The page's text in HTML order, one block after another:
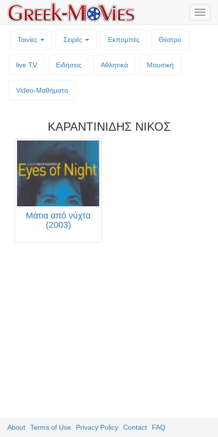
Ταινίες Σειρές Εκπομπές Θέατρο
live TV Ειδήσεις Αθλητικά Μουσική
Video-Mαθήματα
ΚΑΡΑΝΤΙΝΙΔΗΣ ΝΙΚΟΣ
Μάτια από νύχτα
(2003)
About Terms of Use Privacy Policy Contact FAQ